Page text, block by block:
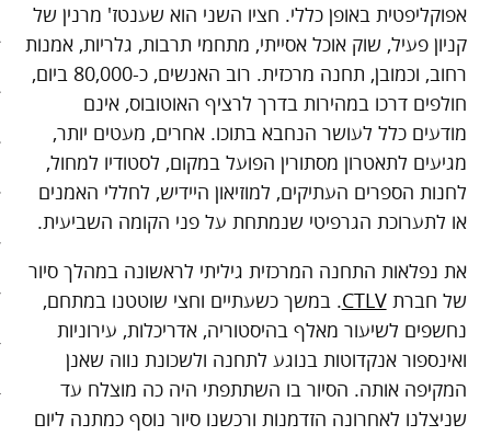
כלכלה
פוליטיקה
טורים
101 דרכים להאט את החיים
צעדים ראשונים בסלואו פוד
הרגלי זן
סיפורי האטה
אפוקליפטית באופן כללי. חציו השני הוא שענטז' מרנין של
קניון פעיל, שוק אוכל אסייתי, מתחמי תרבות, גלריות, אמנות
רחוב, וכמובן, תחנה מרכזית. רוב האנשים, כ-80,000 ביום,
חולפים דרכו במהירות בדרך לרציף האוטובוס, אינם
מודעים כלל לעושר הנחבא בתוכו. אחרים, מעטים יותר,
מגיעים לתאטרון מסתורין הפועל במקום, לסטודיו למחול,
לחנות הספרים העתיקים, למוזיאון היידיש, לחללי האמנים
או לתערוכת הגרפיטי שנמתחת על פני הקומה השביעית.
את נפלאות התחנה המרכזית גיליתי לראשונה במהלך סיור
של חברתCTLV. במשך כשעתיים וחצי שוטטנו במתחם,
נחשפים לשיעור מאלף בהיסטוריה, אדריכלות, עירוניות
ואינספור אנקדוטות בנוגע לתחנה ולשכונת נווה שאנן
המקיפה אותה. הסיור בו השתתפתי היה כה מוצלח עד
שניצלנו לאחרונה הזדמנות ורכשנו סיור נוסף כמתנה ליום